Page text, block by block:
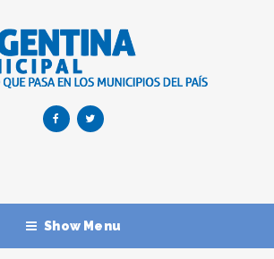
Show Menu